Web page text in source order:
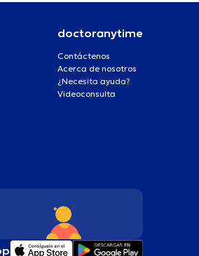
doctoranytime
Contáctenos
Acerca de nosotros
¿Necesita ayuda?
Videoconsulta